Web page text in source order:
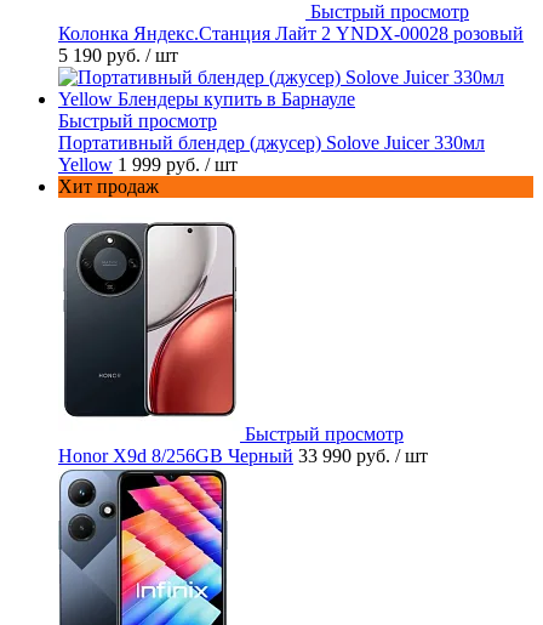
Быстрый просмотр
Колонка Яндекс.Станция Лайт 2 YNDX-00028 розовый
5 190 руб. / шт
Быстрый просмотр
Портативный блендер (джусер) Solove Juicer 330мл
Yellow 1 999 руб. / шт
Хит продаж
Быстрый просмотр
Honor X9d 8/256GB Черный 33 990 руб. / шт